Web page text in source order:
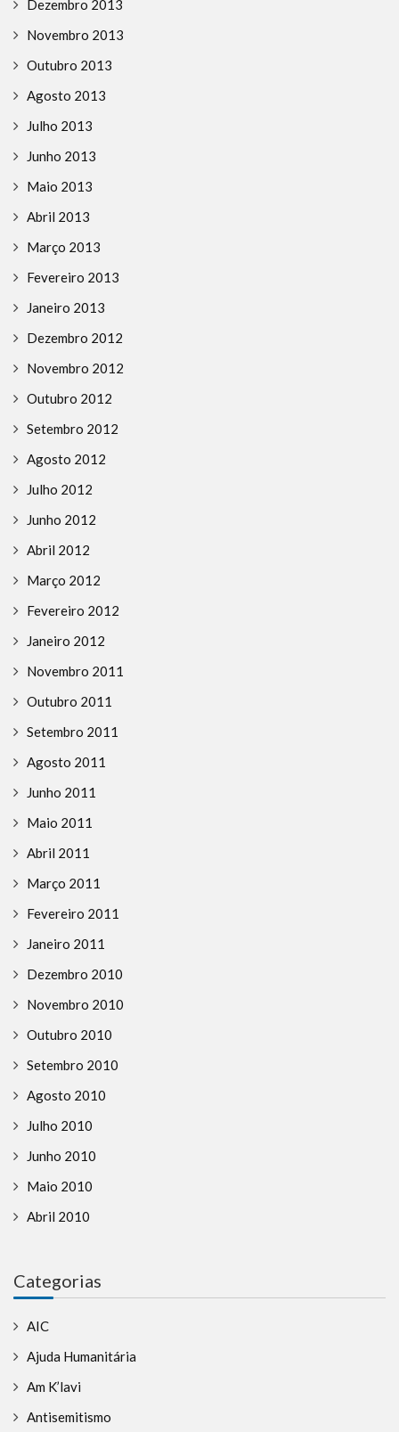
Dezembro 2013
Novembro 2013
Outubro 2013
Agosto 2013
Julho 2013
Junho 2013
Maio 2013
Abril 2013
Março 2013
Fevereiro 2013
Janeiro 2013
Dezembro 2012
Novembro 2012
Outubro 2012
Setembro 2012
Agosto 2012
Julho 2012
Junho 2012
Abril 2012
Março 2012
Fevereiro 2012
Janeiro 2012
Novembro 2011
Outubro 2011
Setembro 2011
Agosto 2011
Junho 2011
Maio 2011
Abril 2011
Março 2011
Fevereiro 2011
Janeiro 2011
Dezembro 2010
Novembro 2010
Outubro 2010
Setembro 2010
Agosto 2010
Julho 2010
Junho 2010
Maio 2010
Abril 2010
Categorias
AIC
Ajuda Humanitária
Am K’lavi
Antisemitismo